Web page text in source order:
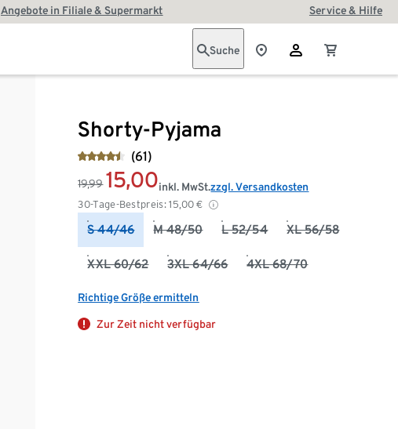
Angebote in Filiale & Supermarkt Service & Hilfe
Suche
Shorty-Pyjama
(61)
19,99 15,00
30-Tage-Bestpreis: 15,00 €
inkl. MwSt.zzgl. Versandkosten
S 44/46 M 48/50 L 52/54 XL 56/58
XXL 60/62 3XL 64/66 4XL 68/70
Richtige Größe ermitteln
Zur Zeit nicht verfügbar